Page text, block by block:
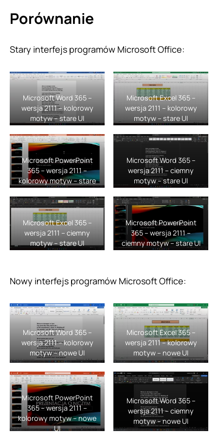
Porównanie
Stary interfejs programów Microsoft Office:
Microsoft Word 365 –
wersja 2111 – kolorowy
motyw – stare UI
Microsoft Excel 365 –
wersja 2111 – kolorowy
motyw – stare UI
Microsoft PowerPoint
365 – wersja 2111 –
kolorowy motyw – stare
Microsoft Word 365 –
wersja 2111 – ciemny
motyw – stare UI
Microsoft Excel 365 –
wersja 2111 – ciemny
motyw – stare UI
Microsoft PowerPoint
365 – wersja 2111 –
ciemny motyw – stare UI
Nowy interfejs programów Microsoft Office:
Microsoft Word 365 –
wersja 2111 – kolorowy
motyw – nowe UI
Microsoft Excel 365 –
wersja 2111 – kolorowy
motyw – nowe UI
Microsoft PowerPoint
365 – wersja 2111 –
kolorowy motyw – nowe
UI
Microsoft Word 365 –
wersja 2111 – ciemny
motyw – nowe UI